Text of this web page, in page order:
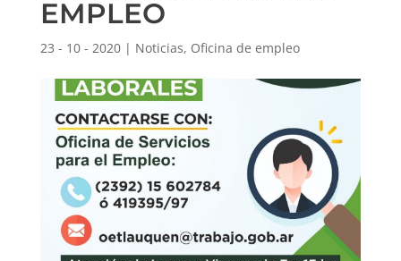
EMPLEO
23 - 10 - 2020| Noticias, Oficina de empleo